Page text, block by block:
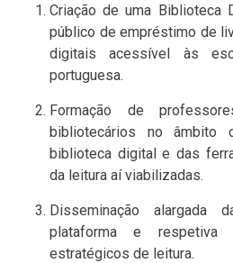
Criação de uma Biblioteca
público de empréstimo de
digitais acessível às
portuguesa.
Formação de
bibliotecários no âmbito
biblioteca digital e das
da leitura aí viabilizadas.
Disseminação alargada
plataforma e respetiva
estratégicos de leitura.